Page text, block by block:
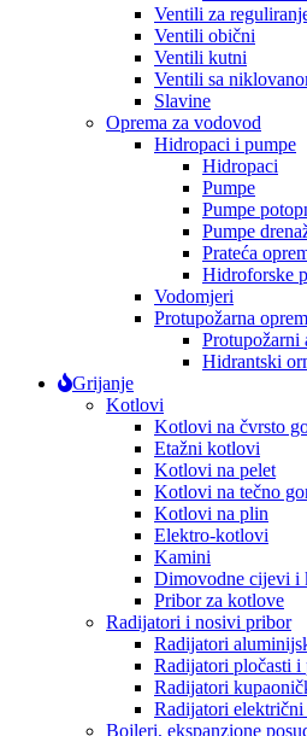
Ventili za
Ventili obični
Ventili kutni
Ventili sa
Slavine
Oprema za vodovod
Hidropaci i pumpe
Hidropaci
Pumpe
Pumpe
Pumpe
Prateća
Hidroforske
Vodomjeri
Protupožarna
Protupožarni
Hidrantski
Grijanje
Kotlovi
Kotlovi na čvrsto
Etažni kotlovi
Kotlovi na pelet
Kotlovi na tečno
Kotlovi na plin
Elektro-kotlovi
Kamini
Dimovodne cijevi i
Pribor za kotlove
Radijatori i nosivi pribor
Radijatori
Radijatori pločasti i
Radijatori
Radijatori
Bojleri, ekspanzione